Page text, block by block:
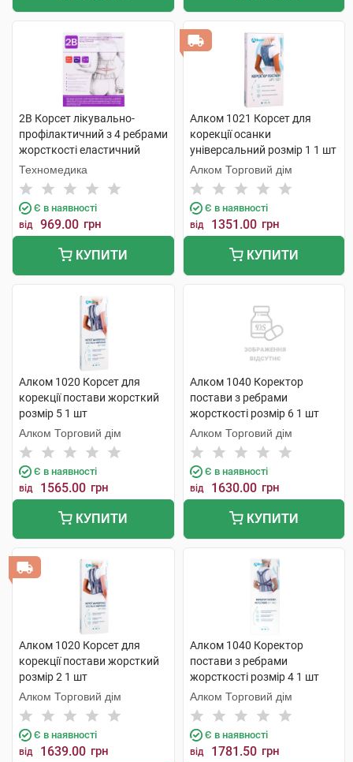
2B Корсет лікувально-
профілактичний з 4 ребрами
жорсткості еластичний
розмір XL/XXL 1 шт
Техномедика
Є в наявності
від 969.00 грн
КУПИТИ
Алком 1021 Корсет для
корекції осанки
універсальний розмір 1 1 шт
Алком Торговий дім
Є в наявності
від 1351.00 грн
КУПИТИ
Алком 1020 Корсет для
корекції постави жорсткий
розмір 5 1 шт
Алком Торговий дім
Є в наявності
від 1565.00 грн
КУПИТИ
Алком 1040 Коректор
постави з ребрами
жорсткості розмір 6 1 шт
Алком Торговий дім
Є в наявності
від 1630.00 грн
КУПИТИ
Алком 1020 Корсет для
корекції постави жорсткий
розмір 2 1 шт
Алком Торговий дім
Є в наявності
від 1639.00 грн
Алком 1040 Коректор
постави з ребрами
жорсткості розмір 4 1 шт
Алком Торговий дім
Є в наявності
від 1781.50 грн